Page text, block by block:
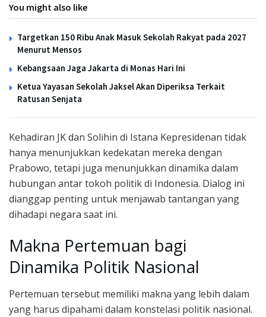
You might also like
Targetkan 150 Ribu Anak Masuk Sekolah Rakyat pada 2027
Menurut Mensos
Kebangsaan Jaga Jakarta di Monas Hari Ini
Ketua Yayasan Sekolah Jaksel Akan Diperiksa Terkait
Ratusan Senjata
Kehadiran JK dan Solihin di Istana Kepresidenan tidak
hanya menunjukkan kedekatan mereka dengan
Prabowo, tetapi juga menunjukkan dinamika dalam
hubungan antar tokoh politik di Indonesia. Dialog ini
dianggap penting untuk menjawab tantangan yang
dihadapi negara saat ini.
Makna Pertemuan bagi
Dinamika Politik Nasional
Pertemuan tersebut memiliki makna yang lebih dalam
yang harus dipahami dalam konstelasi politik nasional.